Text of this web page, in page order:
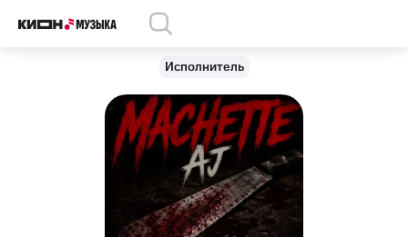
Исполнитель